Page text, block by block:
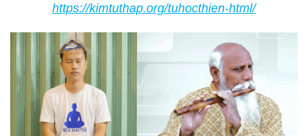
https://kimtuthap.org/tuhocthien-html/